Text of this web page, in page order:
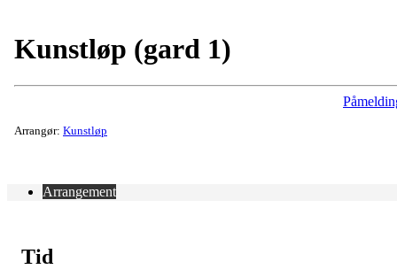
Kunstløp (gard 1)
Arrangør: Kunstløp
Arrangement
Tid